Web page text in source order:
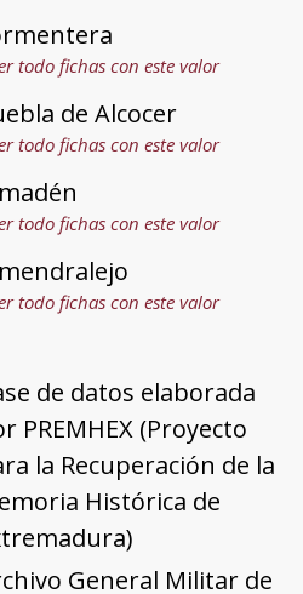
todo fichas con este valor
de Alcocer
todo fichas con este valor
todo fichas con este valor
todo fichas con este valor
de datos elaborada
PREMHEX (Proyecto
la Recuperación de la
Histórica de
General Militar de